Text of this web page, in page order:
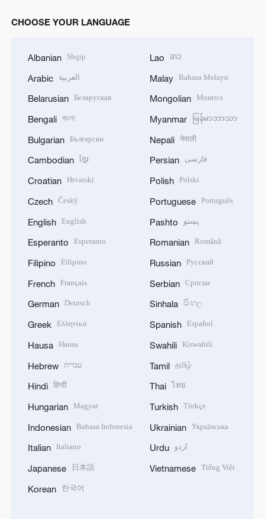
CHOOSE YOUR LANGUAGE
Albanian Shqip
Arabic العربية
Belarusian Беларуская
Bengali বাংলা
Bulgarian Български
Cambodian ខ្មែរ
Croatian Hrvatski
Czech Český
English English
Esperanto Esperanto
Filipino Filipino
French Français
German Deutsch
Greek Ελληνικά
Hausa Hausa
Hebrew עברית
Hindi हिन्दी
Hungarian Magyar
Indonesian Bahasa Indonesia
Italian Italiano
Japanese 日本語
Korean 한국어
Lao ລາວ
Malay Bahasa Melayu
Mongolian Монгол
Myanmar မြန်မာဘာသာ
Nepali नेपाली
Persian فارسی
Polish Polski
Portuguese Português
Pashto پښتو
Romanian Română
Russian Русский
Serbian Српски
Sinhala සිංහල
Spanish Español
Swahili Kiswahili
Tamil தமிழ்
Thai ไทย
Turkish Türkçe
Ukrainian Українська
Urdu اردو
Vietnamese Tiếng Việt